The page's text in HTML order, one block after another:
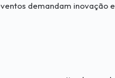
demandam inovação